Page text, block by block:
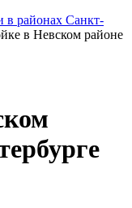
в районах Санкт-
в Невском районе